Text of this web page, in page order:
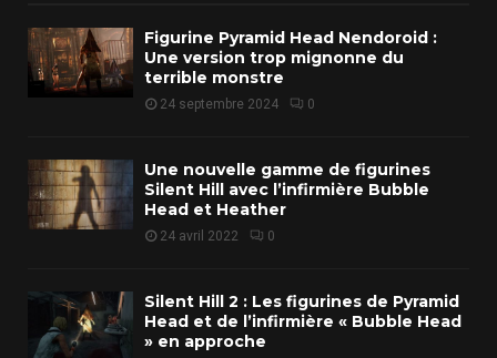
Figurine Pyramid Head Nendoroid :
Une version trop mignonne du
terrible monstre
24 septembre 2024 0
Une nouvelle gamme de figurines
Silent Hill avec l’infirmière Bubble
Head et Heather
24 avril 2022 0
Silent Hill 2 : Les figurines de Pyramid
Head et de l’infirmière « Bubble Head
» en approche